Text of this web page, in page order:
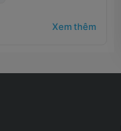
Xem thêm